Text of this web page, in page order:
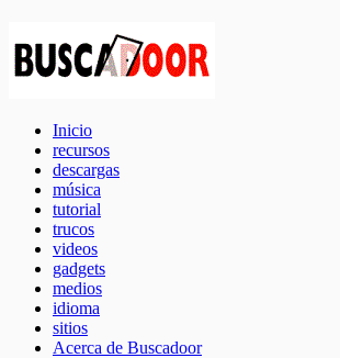
Inicio
recursos
descargas
música
tutorial
trucos
videos
gadgets
medios
idioma
sitios
Acerca de Buscadoor